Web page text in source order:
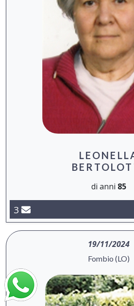
di anni 85
3
19/11/2024
Fombio (LO)